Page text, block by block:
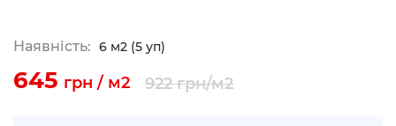
Наявність: 6 м2 (5 уп)
645 грн / м2 922грн/м2